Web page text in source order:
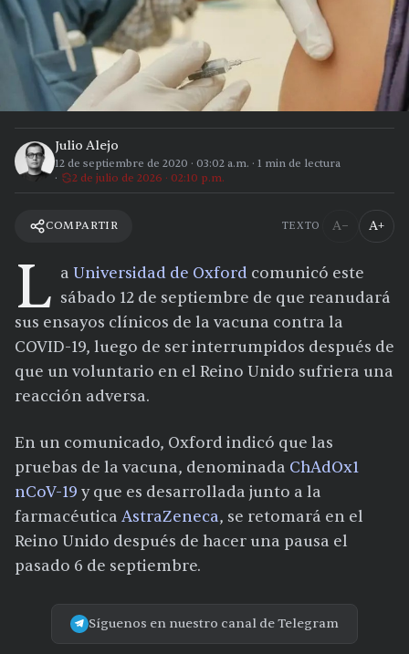
Julio Alejo
12 de septiembre de 2020 · 03:02 a.m. · 1 min de lectura
2 de julio de 2026 · 02:10 p.m.
COMPARTIR TEXTO A− A+
L a Universidad de Oxford comunicó este
sábado 12 de septiembre de que reanudará
sus ensayos clínicos de la vacuna contra la
COVID-19, luego de ser interrumpidos después de
que un voluntario en el Reino Unido sufriera una
reacción adversa.
En un comunicado, Oxford indicó que las
pruebas de la vacuna, denominada ChAdOx1
nCoV-19 y que es desarrollada junto a la
farmacéutica AstraZeneca, se retomará en el
Reino Unido después de hacer una pausa el
pasado 6 de septiembre.
Síguenos en nuestro canal de Telegram